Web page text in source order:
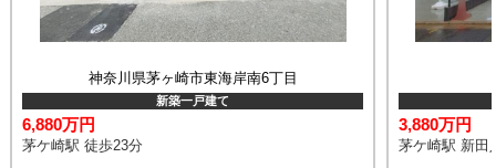
神奈川県茅ヶ崎市東海岸南6丁目
新築一戸建て
6,880万円
茅ケ崎駅 徒歩23分
3,880万円
茅ケ崎駅 新田